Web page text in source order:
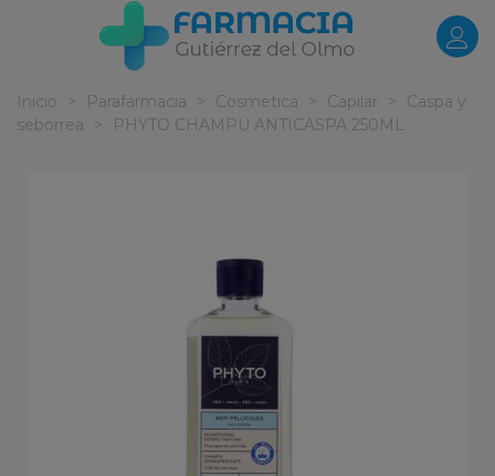
Inicio > Parafarmacia > Cosmetica > Capilar >
Caspa y
seborrea
> PHYTO CHAMPU ANTICASPA 250ML